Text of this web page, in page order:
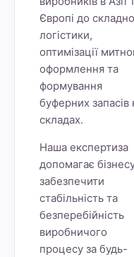
Європі до
логістики,
оптимізації
оформлення та
формування
буферних запасів
складах.
Наша експертиза
допомагає
забезпечити
стабільність та
безперебійність
виробничого
процесу за будь-